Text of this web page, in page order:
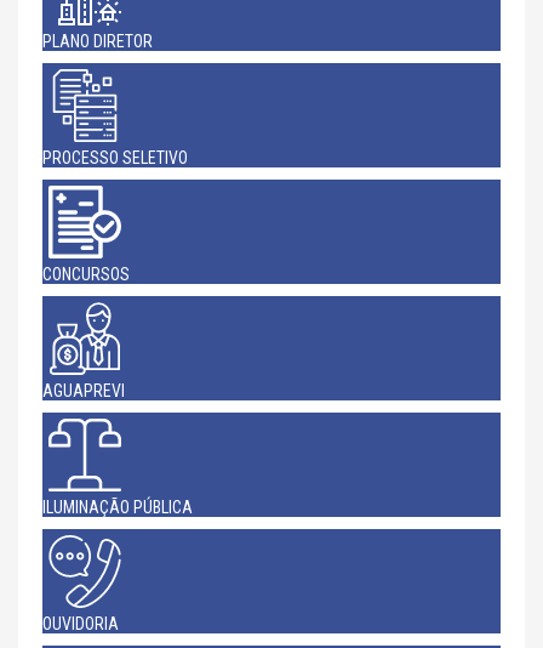
PLANO DIRETOR
PROCESSO SELETIVO
CONCURSOS
AGUAPREVI
ILUMINAÇÃO PÚBLICA
OUVIDORIA